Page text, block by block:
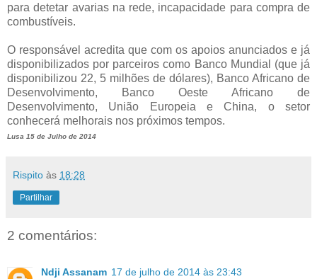
para detetar avarias na rede, incapacidade para compra de
combustíveis.
O responsável acredita que com os apoios anunciados e já
disponibilizados por parceiros como Banco Mundial (que já
disponibilizou 22, 5 milhões de dólares), Banco Africano de
Desenvolvimento, Banco Oeste Africano de
Desenvolvimento, União Europeia e China, o setor
conhecerá melhorais nos próximos tempos.
Lusa 15 de Julho de 2014
Rispito às 18:28
Partilhar
2 comentários:
Ndji Assanam 17 de julho de 2014 às 23:43